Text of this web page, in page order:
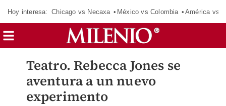
Hoy interesa: Chicago vs Necaxa México vs Colombia América vs
Teatro. Rebecca Jones se
aventura a un nuevo
experimento